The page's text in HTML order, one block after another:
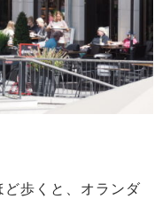
歩くと、オランダ